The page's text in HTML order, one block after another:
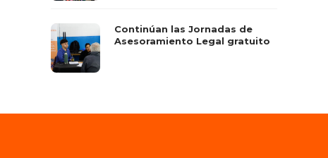
Continúan las Jornadas de
Asesoramiento Legal gratuito